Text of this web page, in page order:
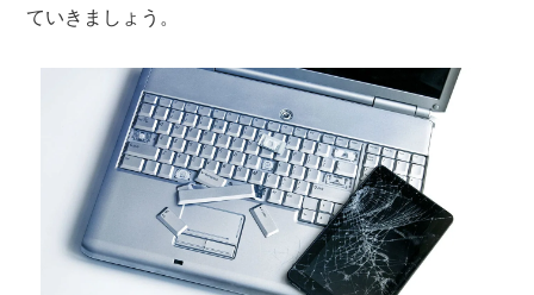
ていきましょう。